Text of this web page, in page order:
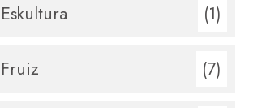
Eskultura (1)
Fruiz (7)